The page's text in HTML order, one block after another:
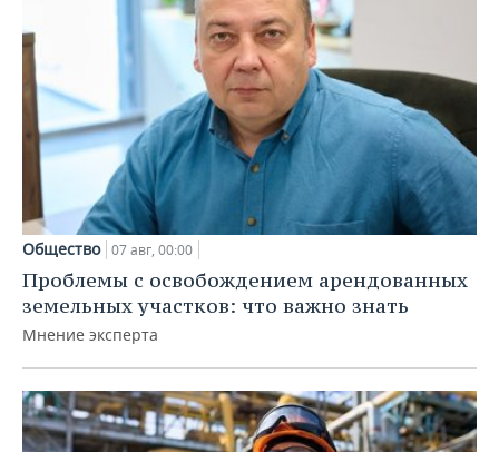
Общество 07 авг, 00:00
Проблемы с освобождением арендованных
земельных участков: что важно знать
Мнение эксперта